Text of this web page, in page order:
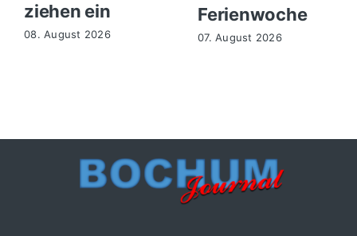
ziehen ein
08. August 2026
Ferienwoche
07. August 2026